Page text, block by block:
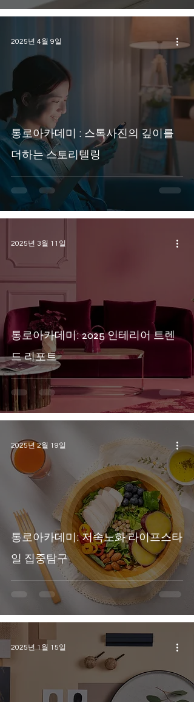
통로아카데미 : 스톡사진의 깊이를
더하는 스토리텔링
2025년 4월 9일
통로아카데미: 2025 인테리어 트렌
드 리포트
2025년 3월 11일
통로아카데미: 저속노화 라이프스타
일 집중탐구
2025년 2월 19일
2025년 1월 15일